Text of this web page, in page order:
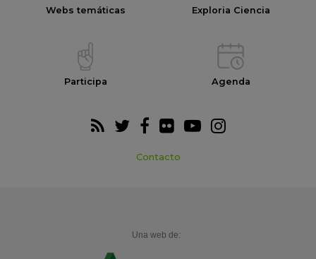
Webs temáticas Exploria Ciencia
Participa Agenda
Contacto
Una web de: